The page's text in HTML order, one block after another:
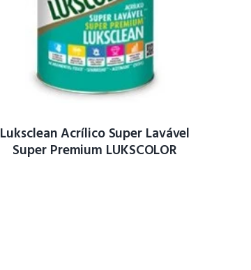
Luksclean Acrílico Super Lavável
Super Premium LUKSCOLOR